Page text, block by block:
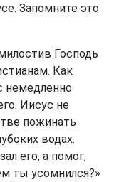
Запомните это
Господь
Как
немедленно
Иисус не
пожинать
водах.
его, а помог,
ты усомнился?»